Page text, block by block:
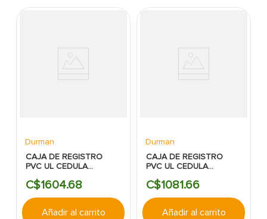
Durman
CAJA DE REGISTRO
PVC UL CEDULA
C$1604.68
Añadir al carrito
Durman
CAJA DE REGISTRO
PVC UL CEDULA
C$1081.66
Añadir al carrito